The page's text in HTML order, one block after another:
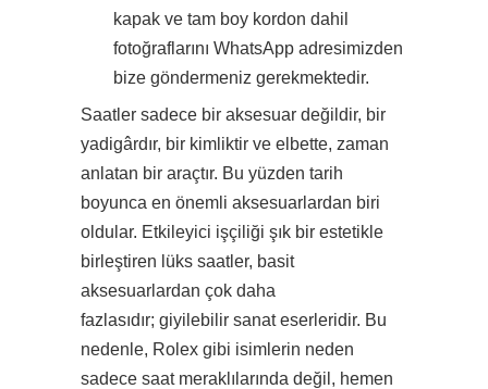
kapak ve tam boy kordon dahil
fotoğraflarını WhatsApp adresimizden
bize göndermeniz gerekmektedir.
Saatler sadece bir aksesuar değildir, bir
yadigârdır, bir kimliktir ve elbette, zaman
anlatan bir araçtır. Bu yüzden tarih
boyunca en önemli aksesuarlardan biri
oldular. Etkileyici işçiliği şık bir estetikle
birleştiren lüks saatler, basit
aksesuarlardan çok daha
fazlasıdır; giyilebilir sanat eserleridir. Bu
nedenle, Rolex gibi isimlerin neden
sadece saat meraklılarında değil, hemen